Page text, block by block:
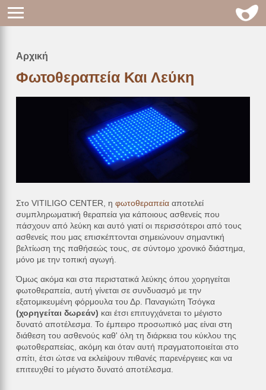
Breadcrumb
Αρχική
Φωτοθεραπεία Και Λεύκη
Στο VITILIGO CENTER, η φωτοθεραπείααποτελεί
συμπληρωματική θεραπεία για κάποιους ασθενείς που
πάσχουν από λεύκη και αυτό γιατί οι περισσότεροι από τους
ασθενείς που μας επισκέπτονται σημειώνουν σημαντική
βελτίωση της παθήσεώς τους, σε σύντομο χρονικό διάστημα,
μόνο με την τοπική αγωγή.
Όμως ακόμα και στα περιστατικά λεύκης όπου χορηγείται
φωτοθεραπεία, αυτή γίνεται σε συνδυασμό με την
εξατομικευμένη φόρμουλα του Δρ. Παναγιώτη Τσόγκα
(χορηγείται δωρεάν) και έτσι επιτυγχάνεται το μέγιστο
δυνατό αποτέλεσμα. Το έμπειρο προσωπικό μας είναι στη
διάθεση του ασθενούς καθ' όλη τη διάρκεια του κύκλου της
φωτοθεραπείας, ακόμη και όταν αυτή πραγματοποιείται στο
σπίτι, έτσι ώτσε να εκλείψουν πιθανές παρενέργειες και να
επιτευχθεί το μέγιστο δυνατό αποτέλεσμα.